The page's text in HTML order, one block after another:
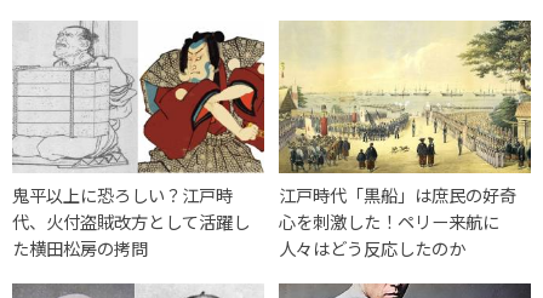
鬼平以上に恐ろしい？江戸時
代、火付盗賊改方として活躍し
た横田松房の拷問
江戸時代「黒船」は庶民の好奇
心を刺激した！ペリー来航に
人々はどう反応したのか